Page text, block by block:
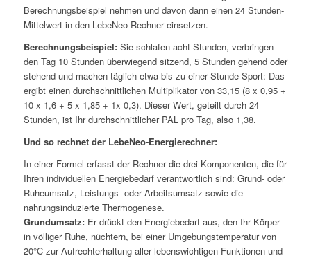
Berechnungsbeispiel nehmen und davon dann einen 24 Stunden-
Mittelwert in den LebeNeo-Rechner einsetzen.
Berechnungsbeispiel:Sie schlafen acht Stunden, verbringen
den Tag 10 Stunden überwiegend sitzend, 5 Stunden gehend oder
stehend und machen täglich etwa bis zu einer Stunde Sport: Das
ergibt einen durchschnittlichen Multiplikator von 33,15 (8 x 0,95 +
10 x 1,6 + 5 x 1,85 + 1x 0,3). Dieser Wert, geteilt durch 24
Stunden, ist Ihr durchschnittlicher PAL pro Tag, also 1,38.
Und so rechnet der LebeNeo-Energierechner:
In einer Formel erfasst der Rechner die drei Komponenten, die für
Ihren individuellen Energiebedarf verantwortlich sind: Grund- oder
Ruheumsatz, Leistungs- oder Arbeitsumsatz sowie die
nahrungsinduzierte Thermogenese.
Grundumsatz:Er drückt den Energiebedarf aus, den Ihr Körper
in völliger Ruhe, nüchtern, bei einer Umgebungstemperatur von
20°C zur Aufrechterhaltung aller lebenswichtigen Funktionen und